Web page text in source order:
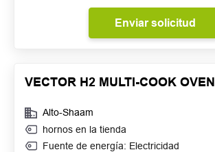
Enviar solicitud
VECTOR H2 MULTI-COOK OVEN
Alto-Shaam
hornos en la tienda
Fuente de energía: Electricidad